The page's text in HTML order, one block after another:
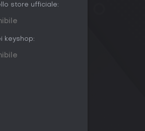
store ufficiale:
keyshop: